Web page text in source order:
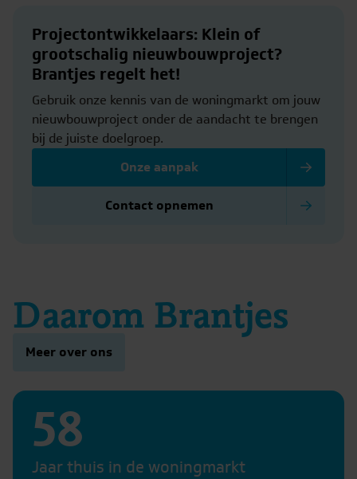
Projectontwikkelaars: Klein of
grootschalig nieuwbouwproject?
Brantjes regelt het!
Gebruik onze kennis van de woningmarkt om jouw
nieuwbouwproject onder de aandacht te brengen
bij de juiste doelgroep.
Onze aanpak
Contact opnemen
Daarom Brantjes
Meer over ons
58
Jaar thuis in de woningmarkt